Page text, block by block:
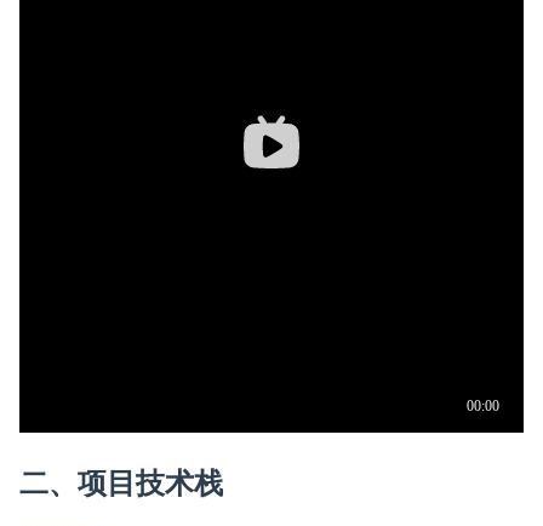
二、项目技术栈